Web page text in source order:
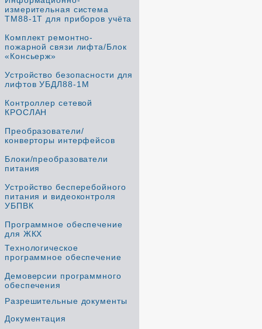
измерительная система
ТМ88-1Т для приборов учёта
Комплект ремонтно-
пожарной связи лифта/Блок
«Консьерж»
Устройство безопасности для
лифтов УБДЛ88-1М
Контроллер сетевой
КРОСЛАН
Преобразователи/
конверторы интерфейсов
Блоки/преобразователи
питания
Устройство бесперебойного
питания и видеоконтроля
УБПВК
Программное обеспечение
для ЖКХ
Технологическое
программное обеспечение
Демоверсии программного
обеспечения
Разрешительные документы
Документация